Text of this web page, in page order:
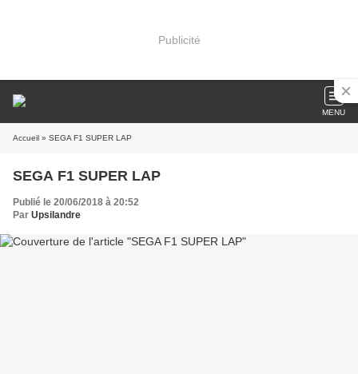
Publicité
MENU
Accueil » SEGA F1 SUPER LAP
SEGA F1 SUPER LAP
Publié le 20/06/2018 à 20:52
Par Upsilandre